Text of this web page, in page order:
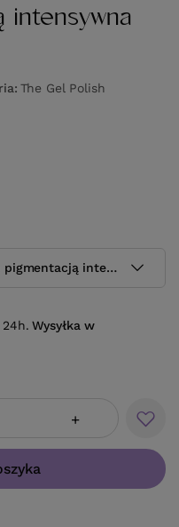
intensywna
The Gel Polish
pigmentacją intensywna
+
24h. Wysyłkaw